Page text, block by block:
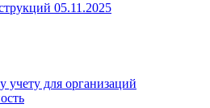
05.11.2025
для организаций